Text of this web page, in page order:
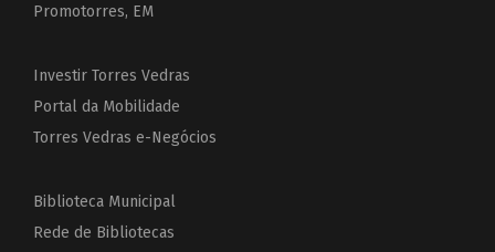
Promotorres, EM
Investir Torres Vedras
Portal da Mobilidade
Torres Vedras e-Negócios
Biblioteca Municipal
Rede de Bibliotecas